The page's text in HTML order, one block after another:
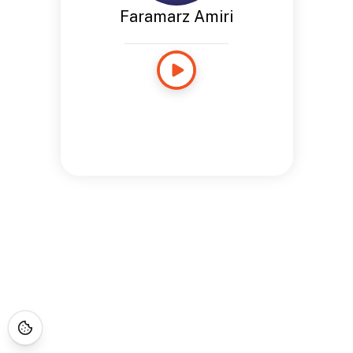
Faramarz Amiri